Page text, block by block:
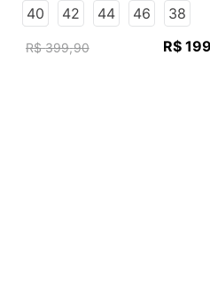
40 42 44 46 38
R$ 399,90 R$ 199